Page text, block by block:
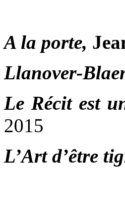
A la porte,
Llanover-
Le Récit est
2015
L’Art d’être